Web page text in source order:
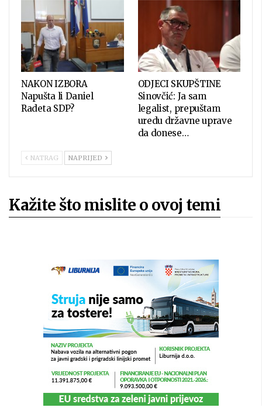
NAKON IZBORA
Napušta li Daniel
Radeta SDP?
ODJECI SKUPŠTINE
Sinovčić: Ja sam
legalist, prepuštam
uredu državne uprave
da donese…
NATRAG NAPRIJED
Kažite što mislite o ovoj temi